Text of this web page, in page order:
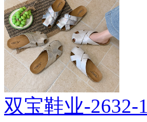
双宝鞋业-2632-1